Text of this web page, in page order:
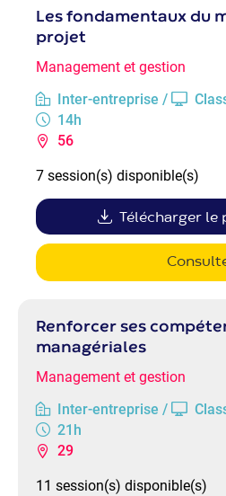
Les fondamentaux du
projet
Management et gestion
Inter-entreprise /
14h
56
7 session(s) disponible(s)
Télécharger
Renforcer ses
managériales
Management et gestion
Inter-entreprise /
21h
29
11 session(s) disponible(s)